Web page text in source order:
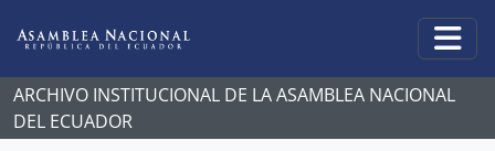
ARCHIVO INSTITUCIONAL DE LA ASAMBLEA NACIONAL
DEL ECUADOR